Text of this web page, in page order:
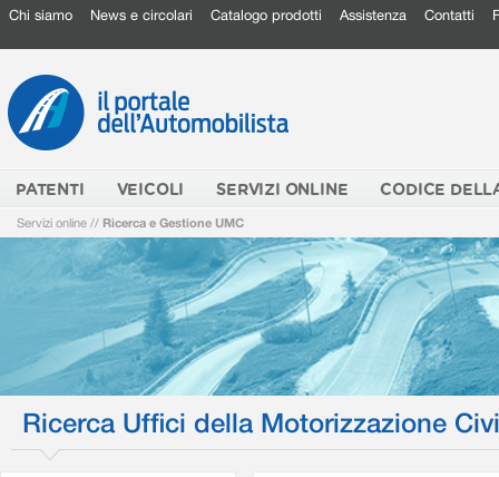
Chi siamo News e circolari Catalogo prodotti Assistenza Contatti
PATENTI VEICOLI SERVIZI ONLINE CODICE
Servizi online // Ricerca e Gestione UMC
Ricerca Uffici della Motorizzazione